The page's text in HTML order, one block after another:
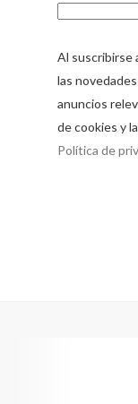
Al suscribirse
las
anuncios
de cookies y
Política de